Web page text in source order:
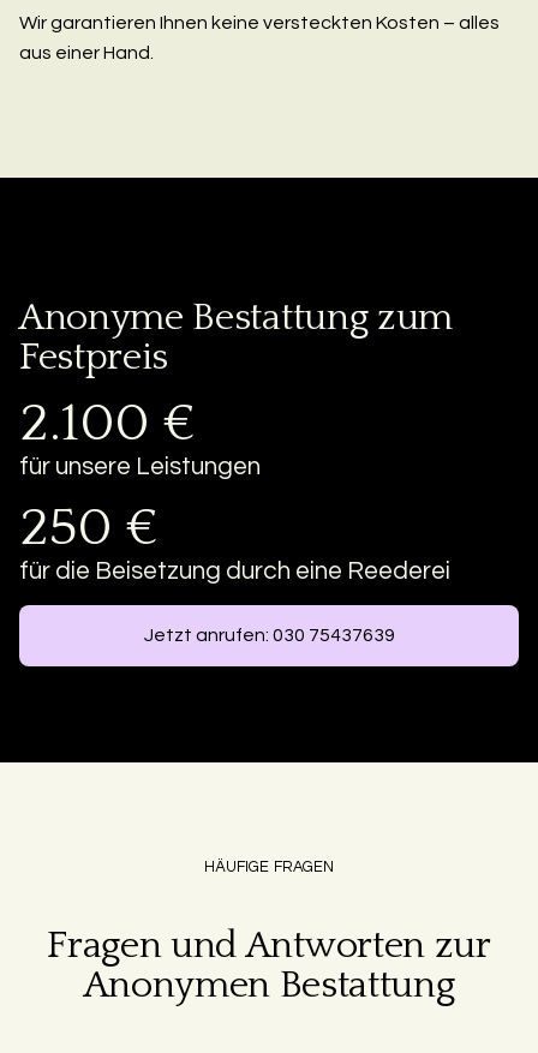
Wir garantieren Ihnen keine versteckten Kosten – alles
aus einer Hand.
Anonyme Bestattung zum
Festpreis
2.100 €
für unsere Leistungen
250 €
für die Beisetzung durch eine Reederei
Jetzt anrufen: 030 75437639
HÄUFIGE FRAGEN
Fragen und Antworten zur
Anonymen Bestattung